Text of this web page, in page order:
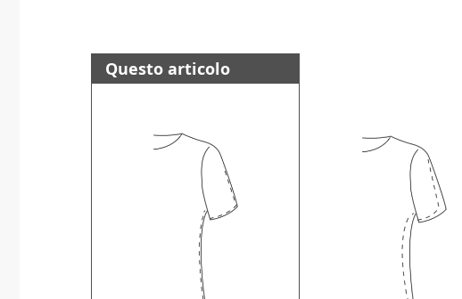
Questo articolo